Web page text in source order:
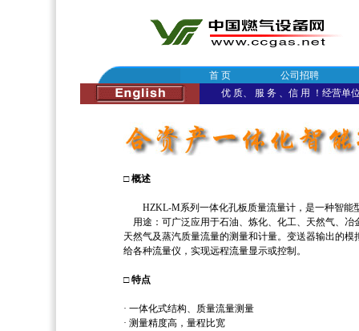
首 页
公司招聘
优 质、 服 务 、信 用 ！经营单
□ 概述
HZKL-M系列一体化孔板质量流量计，是一种智能
用途：可广泛应用于石油、炼化、化工、天然气、冶
天然气及蒸汽质量流量的测量和计量。变送器输出的
给各种流量仪，实现远程流量显示或控制。
□ 特点
· 一体化式结构、质量流量测量
· 测量精度高，量程比宽